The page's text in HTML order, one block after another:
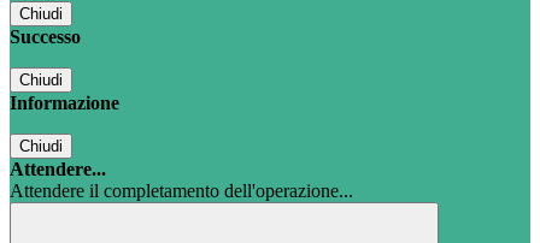
Chiudi
Successo
Chiudi
Informazione
Chiudi
Attendere...
Attendere il completamento dell'operazione...